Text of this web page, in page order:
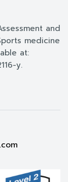
and
medicine
at:
y.